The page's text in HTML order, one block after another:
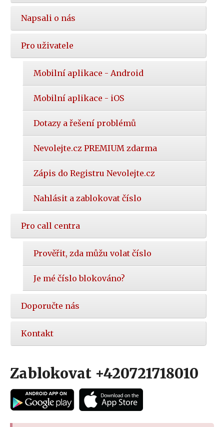
Napsali o nás
Pro uživatele
Mobilní aplikace - Android
Mobilní aplikace - iOS
Dotazy a řešení problémů
Nevolejte.cz PREMIUM zdarma
Zápis do Registru Nevolejte.cz
Nahlásit a zablokovat číslo
Pro call centra
Prověřit, zda můžu volat číslo
Je mé číslo blokováno?
Doporučte nás
Kontakt
Zablokovat +420721718010